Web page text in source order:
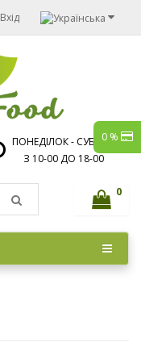
0 %
Вхід
ПОНЕДІЛОК - СУБОТА
З 10-00 ДО 18-00
0